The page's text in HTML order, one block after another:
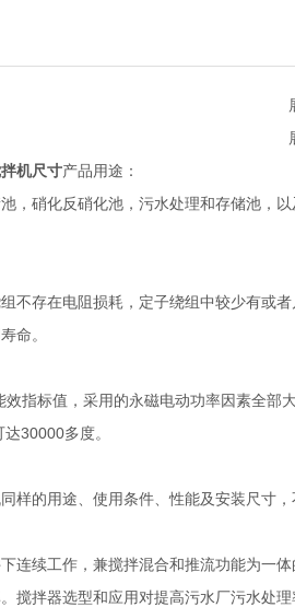
机尺寸产品用途：
硝化反硝化池，污水处理和存储池，以
存在电阻损耗，定子绕组中较少有或者
命。
标值，采用的永磁电动功率因素全部
30000多度。
的用途、使用条件、性能及安装尺寸，
续工作，兼搅拌混合和推流功能为一体
搅拌器选型和应用对提高污水厂污水处